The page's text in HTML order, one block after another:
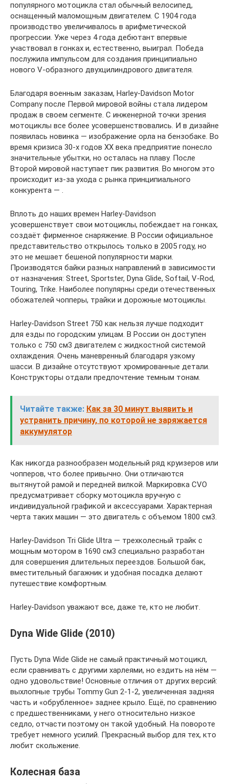
популярного мотоцикла стал обычный велосипед,
оснащенный маломощным двигателем. С 1904 года
производство увеличивалось в арифметической
прогрессии. Уже через 4 года дебютант впервые
участвовал в гонках и, естественно, выиграл. Победа
послужила импульсом для создания принципиально
нового V-образного двухцилиндрового двигателя.
Благодаря военным заказам, Harley-Davidson Motor
Company после Первой мировой войны стала лидером
продаж в своем сегменте. С инженерной точки зрения
мотоциклы все более усовершенствовались. И в дизайне
появилась новинка — изображение орла на бензобаке. Во
время кризиса 30-х годов ХХ века предприятие понесло
значительные убытки, но осталась на плаву. После
Второй мировой наступает пик развития. Во многом это
происходит из-за ухода с рынка принципиального
конкурента — .
Вплоть до наших времен Harley-Davidson
усовершенствует свои мотоциклы, побеждает на гонках,
создаёт фирменное снаряжение. В России официальное
представительство открылось только в 2005 году, но
это не мешает бешеной популярности марки.
Производятся байки разных направлений в зависимости
от назначения: Street, Sportster, Dyna Glide, Softail, V-Rod,
Touring, Trike. Наиболее популярны среди отечественных
обожателей чопперы, трайки и дорожные мотоциклы.
Harley-Davidson Street 750 как нельзя лучше подходит
для езды по городским улицам. В России он доступен
только с 750 см3 двигателем с жидкостной системой
охлаждения. Очень маневренный благодаря узкому
шасси. В дизайне отсутствуют хромированные детали.
Конструкторы отдали предпочтение темным тонам.
Читайте также: Как за 30 минут выявить и
устранить причину, по которой не заряжается
аккумулятор
Как никогда разнообразен модельный ряд круизеров или
чопперов, что более привычно. Они отличаются
вытянутой рамой и передней вилкой. Маркировка CVO
предусматривает сборку мотоцикла вручную с
индивидуальной графикой и аксессуарами. Характерная
черта таких машин — это двигатель с объемом 1800 см3.
Harley-Davidson Tri Glide Ultra — трехколесный трайк с
мощным мотором в 1690 см3 специально разработан
для совершения длительных переездов. Большой бак,
вместительный багажник и удобная посадка делают
путешествие комфортным.
Harley-Davidson уважают все, даже те, кто не любит.
Dyna Wide Glide (2010)
Пусть Dyna Wide Glide не самый практичный мотоцикл,
если сравнивать с другими харлеями, но ездить на нём —
одно удовольствие! Основные отличия от других версий:
выхлопные трубы Tommy Gun 2-1-2, увеличенная задняя
часть и «обрубленное» заднее крыло. Ещё, по сравнению
с предшественниками, у него относительно низкое
седло, отчасти поэтому он такой удобный. На повороте
требует немного усилий. Прекрасный выбор для тех, кто
любит скольжение.
Колесная база